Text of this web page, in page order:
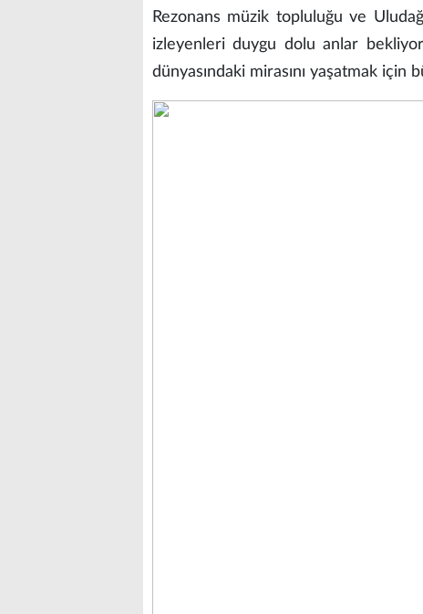
Rezonans müzik topluluğu ve
izleyenleri duygu dolu anlar
dünyasındaki mirasını yaşatmak için